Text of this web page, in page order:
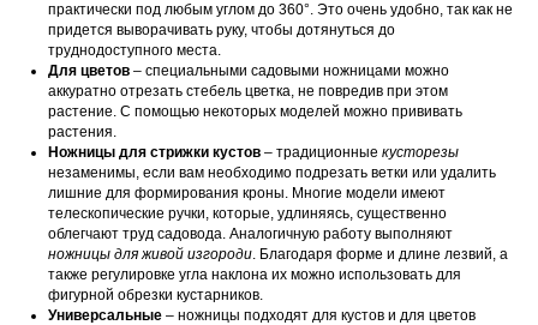
практически под любым углом до 360°. Это очень удобно, так как не
придется выворачивать руку, чтобы дотянуться до
труднодоступного места.
Для цветов – специальными садовыми ножницами можно
аккуратно отрезать стебель цветка, не повредив при этом
растение. С помощью некоторых моделей можно прививать
растения.
Ножницы для стрижки кустов – традиционные кусторезы
незаменимы, если вам необходимо подрезать ветки или удалить
лишние для формирования кроны. Многие модели имеют
телескопические ручки, которые, удлиняясь, существенно
облегчают труд садовода. Аналогичную работу выполняют
ножницы для живой изгороди. Благодаря форме и длине лезвий, а
также регулировке угла наклона их можно использовать для
фигурной обрезки кустарников.
Универсальные – ножницы подходят для кустов и для цветов